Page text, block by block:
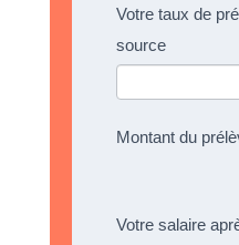
Votre taux de
source
Montant du
Votre salaire